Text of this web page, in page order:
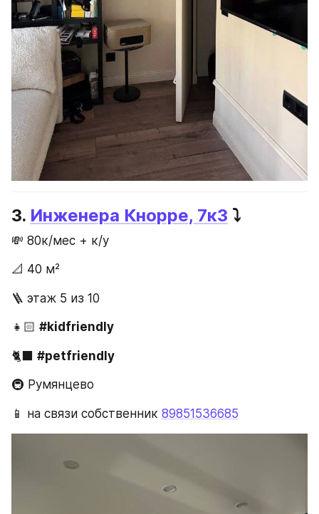
3. Инженера Кнорре, 7к3 ⤵️
💸 80к/мес + к/у
📐 40 м²
🪜 этаж 5 из 10
👧🏻 #kidfriendly
🐈‍⬛ #petfriendly
🚇 Румянцево
📱 на связи собственник 89851536685